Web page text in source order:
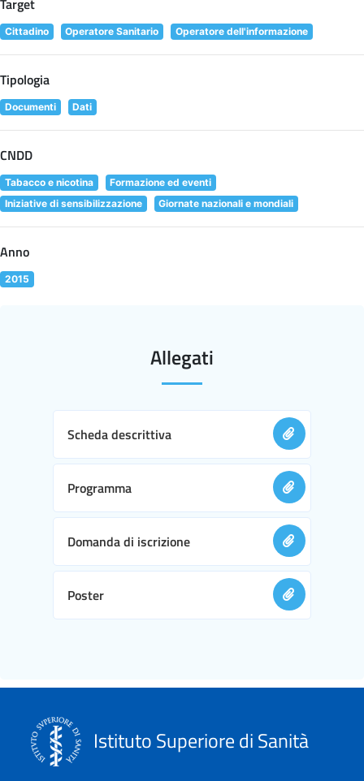
Cittadino Operatore Sanitario Operatore dell'informazione
Tipologia
Documenti Dati
CNDD
Tabacco e nicotina
Formazione ed eventi
Iniziative di sensibilizzazione
Giornate nazionali e mondiali
Anno
2015
Allegati
Scheda descrittiva
Programma
Domanda di iscrizione
Poster
Istituto Superiore di Sanità